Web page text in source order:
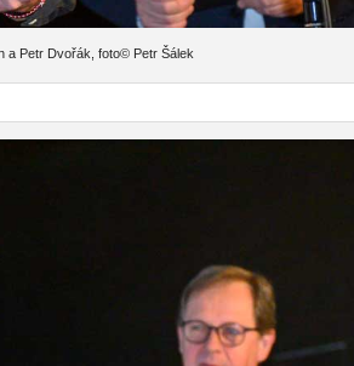
a Petr Dvořák, foto© Petr Šálek